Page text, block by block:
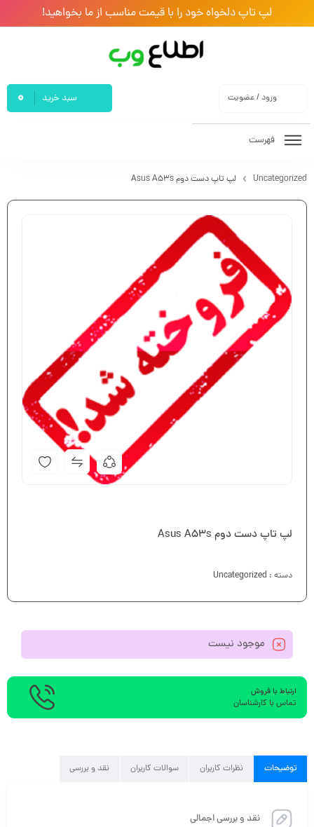
لپ تاپ دلخواه خود را با قیمت مناسب از ما بخواهید!
ورود / عضویت سبد خرید 0
فهرست
Uncategorized لپ تاپ دست دوم Asus A53s
لپ تاپ دست دوم Asus A53s
دسته : Uncategorized
موجود نیست
ارتباط با فروش
تماس با کارشناسان
توضیحات نظرات کاربران سوالات کاربران نقد و بررسی
نقد و بررسی اجمالی